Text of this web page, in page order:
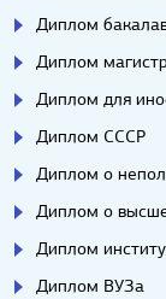
Диплом
Диплом
Диплом для
Диплом СССР
Диплом о
Диплом о
Диплом
Диплом ВУЗа